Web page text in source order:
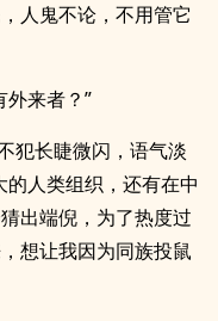
人鬼不论，不用管它
外来者？”
犯长睫微闪，语气淡
人类组织，还有在中
出端倪，为了热度过
想让我因为同族投鼠